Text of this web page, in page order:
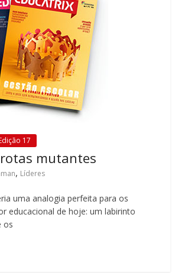
17
mutantes
, Líderes
uma analogia perfeita para os
educacional de hoje: um labirinto
os